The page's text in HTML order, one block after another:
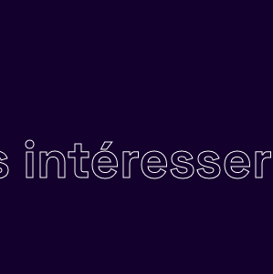
intéresser